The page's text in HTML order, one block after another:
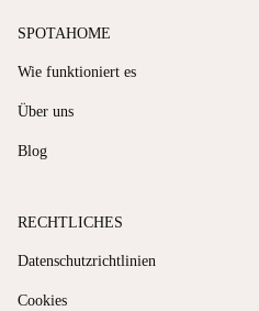
SPOTAHOME
Wie funktioniert es
Über uns
Blog
RECHTLICHES
Datenschutzrichtlinien
Cookies